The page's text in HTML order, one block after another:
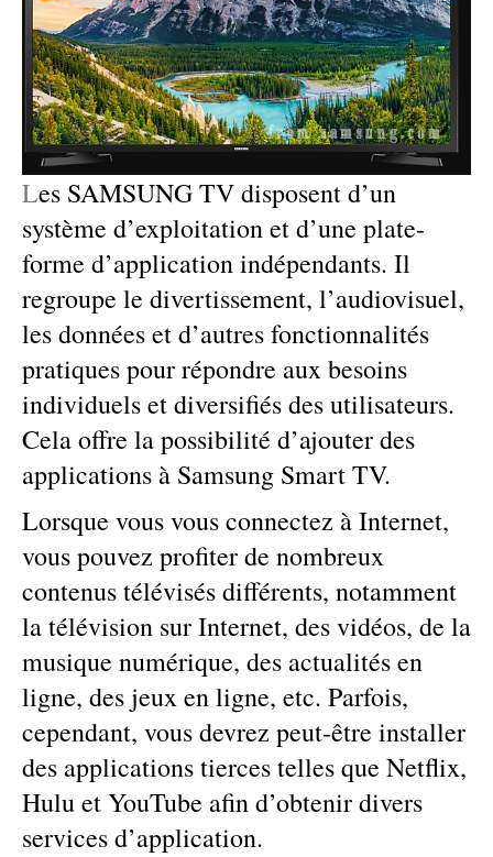
Les SAMSUNG TV disposent d’un
système d’exploitation et d’une plate-
forme d’application indépendants. Il
regroupe le divertissement, l’audiovisuel,
les données et d’autres fonctionnalités
pratiques pour répondre aux besoins
individuels et diversifiés des utilisateurs.
Cela offre la possibilité d’ajouter des
applications à Samsung Smart TV.
Lorsque vous vous connectez à Internet,
vous pouvez profiter de nombreux
contenus télévisés différents, notamment
la télévision sur Internet, des vidéos, de la
musique numérique, des actualités en
ligne, des jeux en ligne, etc. Parfois,
cependant, vous devrez peut-être installer
des applications tierces telles que Netflix,
Hulu et YouTube afin d’obtenir divers
services d’application.